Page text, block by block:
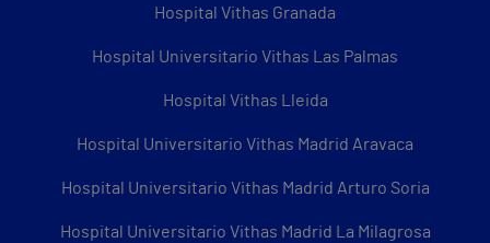
Hospital Vithas Granada
Hospital Universitario Vithas Las Palmas
Hospital Vithas Lleida
Hospital Universitario Vithas Madrid Aravaca
Hospital Universitario Vithas Madrid Arturo Soria
Hospital Universitario Vithas Madrid La Milagrosa